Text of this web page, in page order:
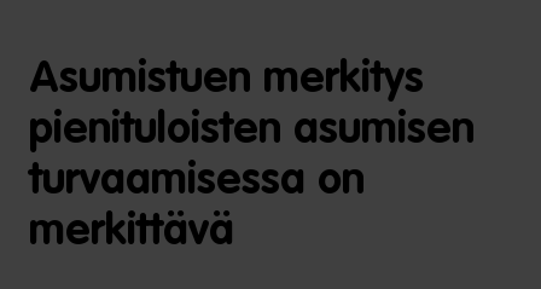
Asumistuen merkitys
pienituloisten asumisen
turvaamisessa on
merkittävä